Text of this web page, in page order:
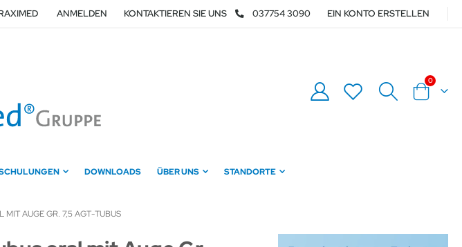
ANMELDEN KONTAKTIEREN SIE UNS 037754 3090 EIN KONTO ERSTELLEN
Warenkorb
0Artikel
DOWNLOADS ÜBER UNS STANDORTE
MIT AUGE GR. 7,5 AGT-TUBUS